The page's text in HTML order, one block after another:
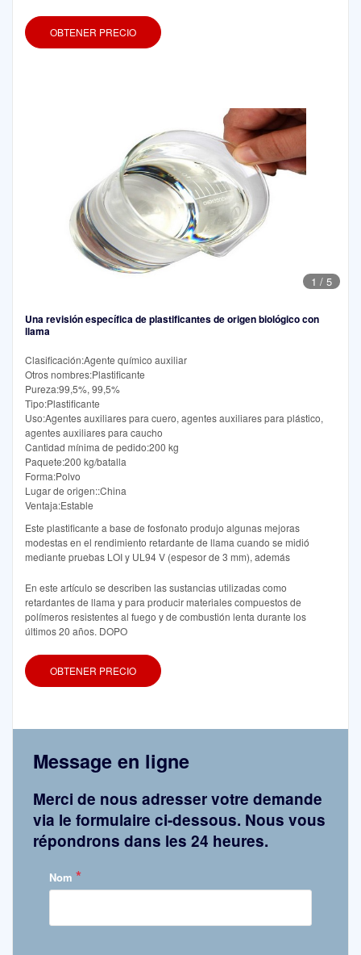
OBTENER PRECIO
1 / 5
Una revisión específica de plastificantes de origen biológico con
llama
Clasificación:Agente químico auxiliar
Otros nombres:Plastificante
Pureza:99,5%, 99,5%
Tipo:Plastificante
Uso:Agentes auxiliares para cuero, agentes auxiliares para plástico,
agentes auxiliares para caucho
Cantidad mínima de pedido:200 kg
Paquete:200 kg/batalla
Forma:Polvo
Lugar de origen::China
Ventaja:Estable
Este plastificante a base de fosfonato produjo algunas mejoras
modestas en el rendimiento retardante de llama cuando se midió
mediante pruebas LOI y UL94 V (espesor de 3 mm), además
En este artículo se describen las sustancias utilizadas como
retardantes de llama y para producir materiales compuestos de
polímeros resistentes al fuego y de combustión lenta durante los
últimos 20 años. DOPO
OBTENER PRECIO
Message en ligne
Merci de nous adresser votre demande
via le formulaire ci-dessous. Nous vous
répondrons dans les 24 heures.
Nom *